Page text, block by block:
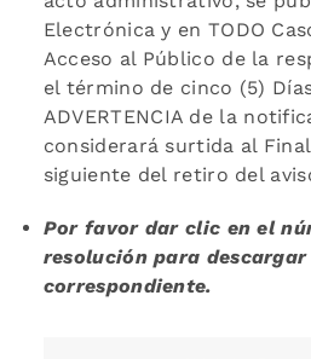
Electrónica y en TODO
Acceso al Público de la
el término de cinco (5)
ADVERTENCIA de la
considerará surtida al
siguiente del retiro del
Por favor dar clic en el
resolución para
correspondiente.